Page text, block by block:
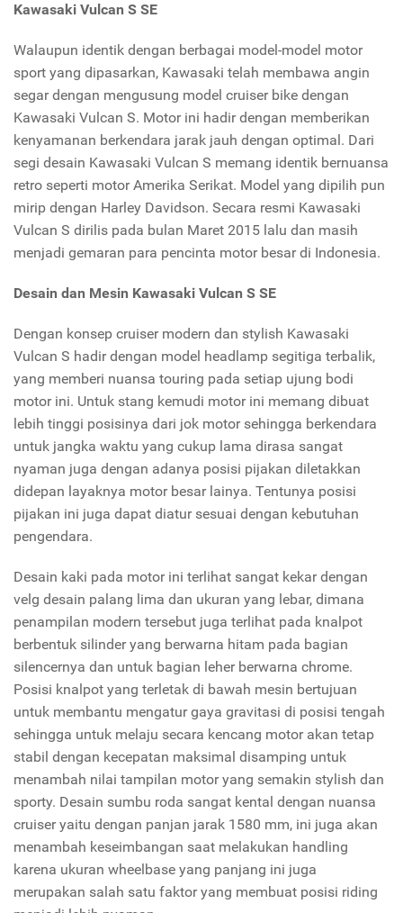
Kawasaki Vulcan S SE
Walaupun identik dengan berbagai model-model motor
sport yang dipasarkan, Kawasaki telah membawa angin
segar dengan mengusung model cruiser bike dengan
Kawasaki Vulcan S. Motor ini hadir dengan memberikan
kenyamanan berkendara jarak jauh dengan optimal. Dari
segi desain Kawasaki Vulcan S memang identik bernuansa
retro seperti motor Amerika Serikat. Model yang dipilih pun
mirip dengan Harley Davidson. Secara resmi Kawasaki
Vulcan S dirilis pada bulan Maret 2015 lalu dan masih
menjadi gemaran para pencinta motor besar di Indonesia.
Desain dan Mesin Kawasaki Vulcan S SE
Dengan konsep cruiser modern dan stylish Kawasaki
Vulcan S hadir dengan model headlamp segitiga terbalik,
yang memberi nuansa touring pada setiap ujung bodi
motor ini. Untuk stang kemudi motor ini memang dibuat
lebih tinggi posisinya dari jok motor sehingga berkendara
untuk jangka waktu yang cukup lama dirasa sangat
nyaman juga dengan adanya posisi pijakan diletakkan
didepan layaknya motor besar lainya. Tentunya posisi
pijakan ini juga dapat diatur sesuai dengan kebutuhan
pengendara.
Desain kaki pada motor ini terlihat sangat kekar dengan
velg desain palang lima dan ukuran yang lebar, dimana
penampilan modern tersebut juga terlihat pada knalpot
berbentuk silinder yang berwarna hitam pada bagian
silencernya dan untuk bagian leher berwarna chrome.
Posisi knalpot yang terletak di bawah mesin bertujuan
untuk membantu mengatur gaya gravitasi di posisi tengah
sehingga untuk melaju secara kencang motor akan tetap
stabil dengan kecepatan maksimal disamping untuk
menambah nilai tampilan motor yang semakin stylish dan
sporty. Desain sumbu roda sangat kental dengan nuansa
cruiser yaitu dengan panjan jarak 1580 mm, ini juga akan
menambah keseimbangan saat melakukan handling
karena ukuran wheelbase yang panjang ini juga
merupakan salah satu faktor yang membuat posisi riding